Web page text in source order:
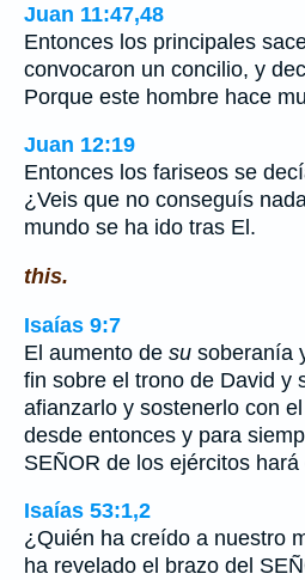
Juan 11:47,48
Entonces los principales
convocaron un concilio, y
Porque este hombre hace
Juan 12:19
Entonces los fariseos se
¿Veis que no conseguís
mundo se ha ido tras El.
this.
Isaías 9:7
El aumento de su soberanía
fin sobre el trono de David y
afianzarlo y sostenerlo con
desde entonces y para
SEÑOR de los ejércitos hará
Isaías 53:1,2
¿Quién ha creído a nuestro
ha revelado el brazo del